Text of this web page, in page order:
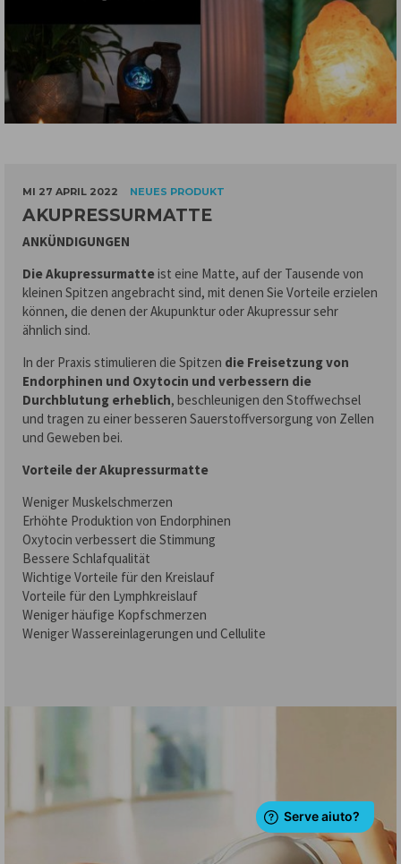
MI 27 APRIL 2022 NEUES PRODUKT
AKUPRESSURMATTE
ANKÜNDIGUNGEN
Die Akupressurmatteist eine Matte, auf der Tausende von
kleinen Spitzen angebracht sind, mit denen Sie Vorteile erzielen
können, die denen der Akupunktur oder Akupressur sehr
ähnlich sind.
In der Praxis stimulieren die Spitzen die Freisetzung von
Endorphinen und Oxytocin und verbessern die
Durchblutung erheblich, beschleunigen den Stoffwechsel
und tragen zu einer besseren Sauerstoffversorgung von Zellen
und Geweben bei.
Vorteile der Akupressurmatte
Weniger Muskelschmerzen
Erhöhte Produktion von Endorphinen
Oxytocin verbessert die Stimmung
Bessere Schlafqualität
Wichtige Vorteile für den Kreislauf
Vorteile für den Lymphkreislauf
Weniger häufige Kopfschmerzen
Weniger Wassereinlagerungen und Cellulite